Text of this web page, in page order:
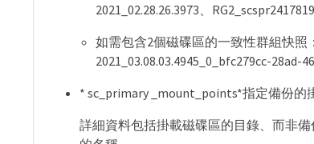
2021_02.28.26.3973、
如需包含2個磁碟區的一致性群組快照
2021_03.08.03.4945_0_bfc279cc-28ad-
* sc_primary _mount_points*指定備份的
詳細資料包括掛載磁碟區的目錄、而非